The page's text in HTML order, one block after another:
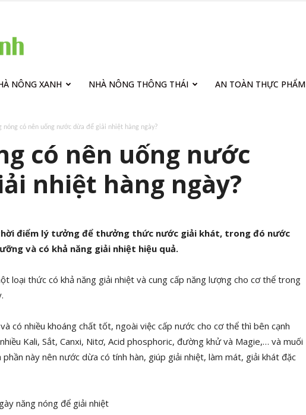
Nông
Xanh
NÔNG XANH NHÀ NÔNG THÔNG THÁI AN TOÀN THỰC PHẨM
nóng có nên uống nước dừa để giải nhiệt hàng ngày?
có nên uống nước
nhiệt hàng ngày?
điểm lý tưởng để thưởng thức nước giải khát, trong đó nước
và có khả năng giải nhiệt hiệu quả.
loại thức có khả năng giải nhiệt và cung cấp năng lượng cho cơ thể trong
có nhiều khoáng chất tốt, ngoài việc cấp nước cho cơ thể thì bên cạnh
Kali, Sắt, Canxi, Nitơ, Acid phosphoric, đường khử và Magie,… và muối
phần này nên nước dừa có tính hàn, giúp giải nhiệt, làm mát, giải khát đặc